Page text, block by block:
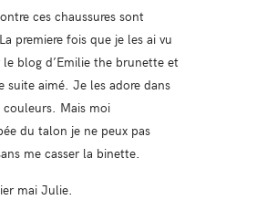
ces chaussures sont
premiere fois que je les ai vu
le blog d’Emilie the brunette et
suite aimé. Je les adore dans
Mais moi
du talon je ne peux pas
me casser la binette.
mai Julie.